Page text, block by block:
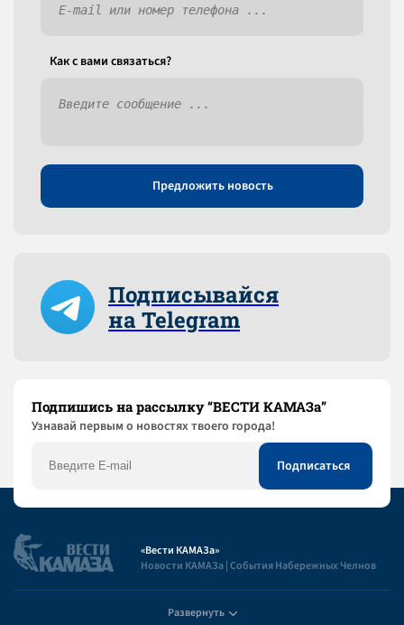
Как c вами связаться?
Предложить новость
Подписывайся
на Telegram
Подпишись на рассылку “ВЕСТИ КАМАЗа”
Узнaвай первым о новостях твоего города!
«Вести КАМАЗа»
Новости КАМАЗа | События Набережных Челнов
Развернуть